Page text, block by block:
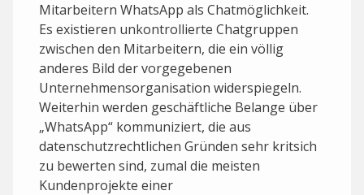
Mitarbeitern WhatsApp als Chatmöglichkeit.
Es existieren unkontrollierte Chatgruppen
zwischen den Mitarbeitern, die ein völlig
anderes Bild der vorgegebenen
Unternehmensorganisation widerspiegeln.
Weiterhin werden geschäftliche Belange über
„WhatsApp“ kommuniziert, die aus
datenschutzrechtlichen Gründen sehr kritsich
zu bewerten sind, zumal die meisten
Kundenprojekte einer